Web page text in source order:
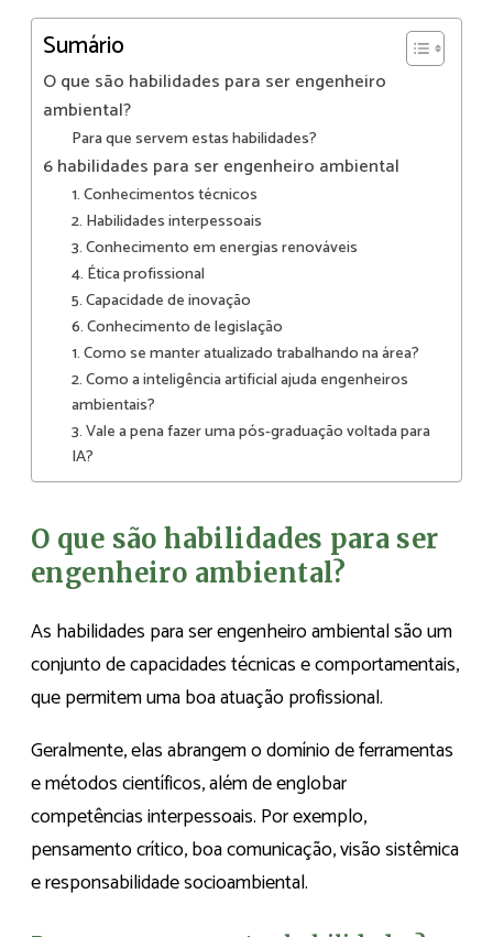
Sumário
O que são habilidades para ser engenheiro
ambiental?
Para que servem estas habilidades?
6 habilidades para ser engenheiro ambiental
1. Conhecimentos técnicos
2. Habilidades interpessoais
3. Conhecimento em energias renováveis
4. Ética profissional
5. Capacidade de inovação
6. Conhecimento de legislação
1. Como se manter atualizado trabalhando na área?
2. Como a inteligência artificial ajuda engenheiros
ambientais?
3. Vale a pena fazer uma pós-graduação voltada para
IA?
O que são habilidades para ser
engenheiro ambiental?
As habilidades para ser engenheiro ambiental são um
conjunto de capacidades técnicas e comportamentais,
que permitem uma boa atuação profissional.
Geralmente, elas abrangem o domínio de ferramentas
e métodos científicos, além de englobar
competências interpessoais. Por exemplo,
pensamento crítico, boa comunicação, visão sistêmica
e responsabilidade socioambiental.